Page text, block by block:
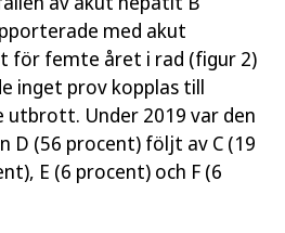
med akut
för femte året i rad (figur 2)
inget prov kopplas till
Under 2019 var den
D (56 procent) följt av C (19
E (6 procent) och F (6